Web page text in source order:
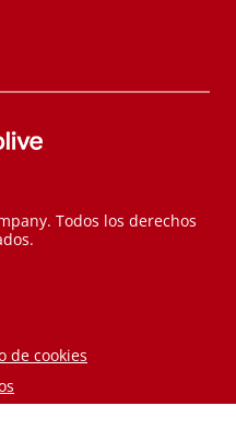
Todos los derechos
de cookies